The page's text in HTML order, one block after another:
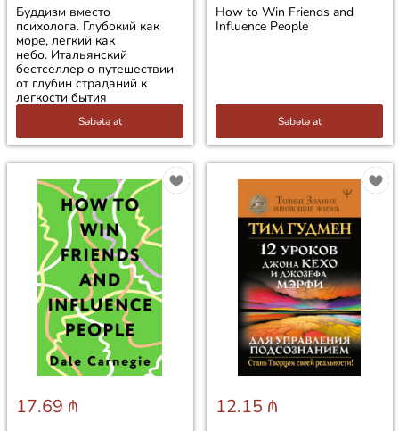
Буддизм вместо
психолога. Глубокий как
море, легкий как
небо. Итальянский
бестселлер о путешествии
от глубин страданий к
легкости бытия
Səbətə at
How to Win Friends and
Influence People
Səbətə at
17.69 ₼ 12.15 ₼